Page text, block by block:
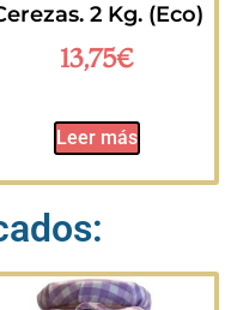
2 Kg. (Eco)
13,75€
Leer más